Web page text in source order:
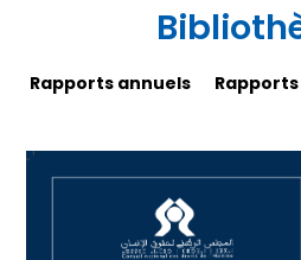
Rapports annuels